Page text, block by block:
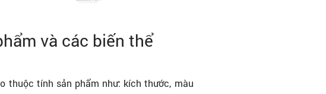
và các biến thể
thuộc tính sản phẩm như: kích thước, màu